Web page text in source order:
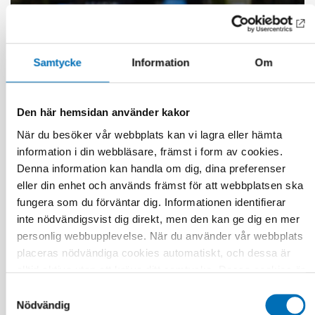
Samtycke Information Om
Den här hemsidan använder kakor
När du besöker vår webbplats kan vi lagra eller hämta
information i din webbläsare, främst i form av cookies.
Denna information kan handla om dig, dina preferenser
eller din enhet och används främst för att webbplatsen ska
fungera som du förväntar dig. Informationen identifierar
inte nödvändigsvist dig direkt, men den kan ge dig en mer
personlig webbupplevelse. När du använder vår webbplats
placeras nödvändiga cookies automatiskt, och dessa är
dess funktioner. Vi respekterar din integritet, och du kan
Nödvändig
FUNKTIONSHINDER
17 jun 2026
“Active citizenship is not a privilege; it is a
right”